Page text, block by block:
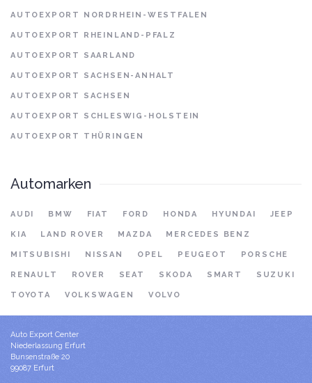
AUTOEXPORT NORDRHEIN-WESTFALEN
AUTOEXPORT RHEINLAND-PFALZ
AUTOEXPORT SAARLAND
AUTOEXPORT SACHSEN-ANHALT
AUTOEXPORT SACHSEN
AUTOEXPORT SCHLESWIG-HOLSTEIN
AUTOEXPORT THÜRINGEN
Automarken
AUDI BMW FIAT FORD HONDA HYUNDAI JEEP
KIA LAND ROVER MAZDA MERCEDES BENZ
MITSUBISHI NISSAN OPEL PEUGEOT PORSCHE
RENAULT ROVER SEAT SKODA SMART SUZUKI
TOYOTA VOLKSWAGEN VOLVO
Auto Export Center
Niederlassung Erfurt
Bunsenstraße 20
99087 Erfurt